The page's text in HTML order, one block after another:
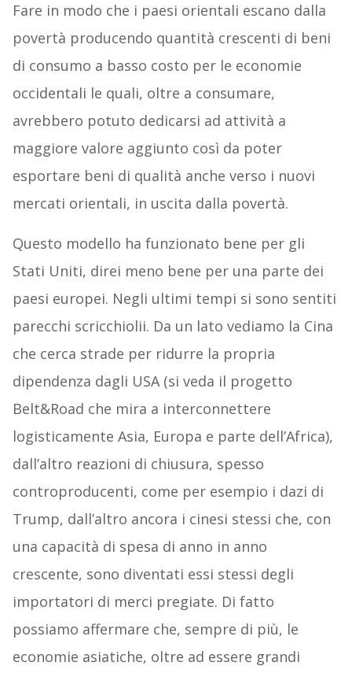
Fare in modo che i paesi orientali escano dalla
povertà producendo quantità crescenti di beni
di consumo a basso costo per le economie
occidentali le quali, oltre a consumare,
avrebbero potuto dedicarsi ad attività a
maggiore valore aggiunto così da poter
esportare beni di qualità anche verso i nuovi
mercati orientali, in uscita dalla povertà.
Questo modello ha funzionato bene per gli
Stati Uniti, direi meno bene per una parte dei
paesi europei. Negli ultimi tempi si sono sentiti
parecchi scricchiolii. Da un lato vediamo la Cina
che cerca strade per ridurre la propria
dipendenza dagli USA (si veda il progetto
Belt&Road che mira a interconnettere
logisticamente Asia, Europa e parte dell’Africa),
dall’altro reazioni di chiusura, spesso
controproducenti, come per esempio i dazi di
Trump, dall’altro ancora i cinesi stessi che, con
una capacità di spesa di anno in anno
crescente, sono diventati essi stessi degli
importatori di merci pregiate. Di fatto
possiamo affermare che, sempre di più, le
economie asiatiche, oltre ad essere grandi